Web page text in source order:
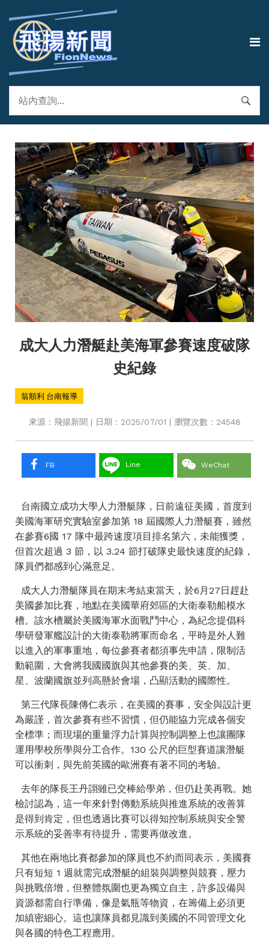
成大人力潛艇赴美海軍參賽速度破隊
史紀錄
翁順利 台南報導
來源：飛揚新聞 | 日期：2025/07/01 | 瀏覽次數：24548
FB Line WeChat
台南國立成功大學人力潛艇隊，日前遠征美國，首度到
美國海軍研究實驗室參加第 18 屆國際人力潛艇賽，雖然
在參賽6國 17 隊中最跨速度項目排名第六，未能獲獎，
但首次超過 3 節，以 3.24 節打破隊史最快速度的紀錄，
隊員們都感到心滿意足。
成大人力潛艇隊員在期末考結束當天，於6月27日趕赴
美國參加比賽，地點在美國華府郊區的大衛泰勒船模水
槽。該水槽屬於美國海軍水面戰鬥中心，為紀念提倡科
學研發軍艦設計的大衛泰勒將軍而命名，平時是外人難
以進入的軍事重地，每位參賽者都須事先申請，限制活
動範圍，大會將我國國旗與其他參賽的美、英、加、
星、波蘭國旗並列高懸於會場，凸顯活動的國際性。
第三代隊長陳傳仁表示，在美國的賽事，安全與設計更
為嚴謹，首次參賽有些不習慣，但仍能協力完成各個安
全標準；而現場的重量浮力計算與控制調整上也讓團隊
運用學校所學與分工合作。130 公尺的巨型賽道讓潛艇
可以衝刺，與先前英國的歐洲賽有著不同的考驗。
去年的隊長王丹詡雖已交棒給學弟，但仍赴美再戰。她
檢討認為，這一年來針對傳動系統與推進系統的改善算
是得到肯定，但也透過比賽可以得知控制系統與安全警
示系統的妥善率有待提升，需要再做改進。
其他在兩地比賽都參加的隊員也不約而同表示，美國賽
只有短短 1 週就需完成潛艇的組裝與調整與競賽，壓力
與挑戰倍增，但整體氛圍也更為獨立自主，許多設備與
資源都需自行準備，像是氣瓶等物資，在籌備上必須更
加縝密細心。這也讓隊員都見識到美國的不同管理文化
與各國的特色工程應用。